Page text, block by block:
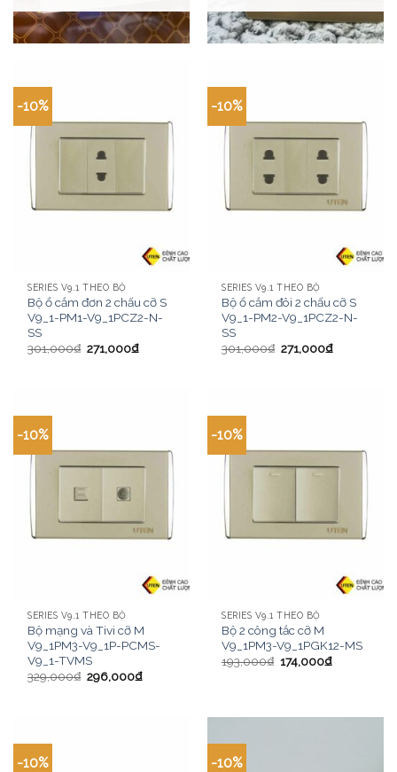
-10%
SERIES V9.1 THEO BỘ
Bộ ổ cắm đơn 2 chấu cỡ S
V9_1-PM1-V9_1PCZ2-N-
SS
301,000₫ 271,000₫
-10%
SERIES V9.1 THEO BỘ
Bộ ổ cắm đôi 2 chấu cỡ S
V9_1-PM2-V9_1PCZ2-N-
SS
301,000₫ 271,000₫
-10%
SERIES V9.1 THEO BỘ
Bộ mạng và Tivi cỡ M
V9_1PM3-V9_1P-PCMS-
V9_1-TVMS
329,000₫ 296,000₫
-10%
SERIES V9.1 THEO BỘ
Bộ 2 công tắc cỡ M
V9_1PM3-V9_1PGK12-MS
193,000₫ 174,000₫
-10% -10%